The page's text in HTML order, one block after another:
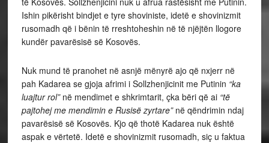
Ishin pikërisht bindjet e tyre shoviniste, idetë e shovinizmit
rusomadh që i bënin të rreshtoheshin në të njëjtën llogore
kundër pavarësisë së Kosovës.
Nuk mund të pranohet në asnjë mënyrë ajo që nxjerr në
pah Kadarea se gjoja afrimi i Sollzhenjicinit me Putinin “ka
luajtur rol”në mendimet e shkrimtarit, çka bëri që ai “të
pajtohej me mendimin e Rusisë zyrtare”në qëndrimin ndaj
pavarësisë së Kosovës. Kjo që thotë Kadarea nuk është
aspak e vërtetë. Idetë e shovinizmit rusomadh, siç u faktua